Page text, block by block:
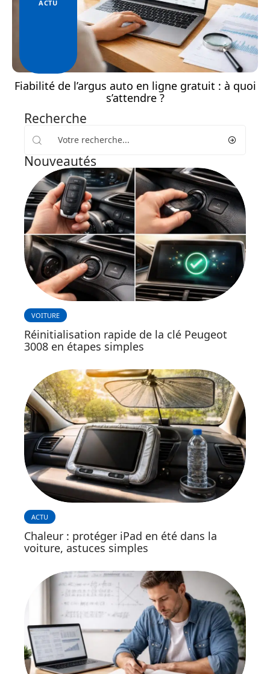
ACTU
Fiabilité de l’argus auto en ligne gratuit : à quoi
s’attendre ?
Recherche
Nouveautés
VOITURE
Réinitialisation rapide de la clé Peugeot
3008 en étapes simples
ACTU
Chaleur : protéger iPad en été dans la
voiture, astuces simples